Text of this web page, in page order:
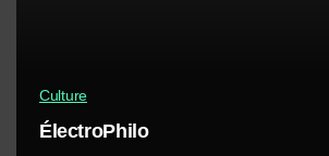
Culture
ÉlectroPhilo